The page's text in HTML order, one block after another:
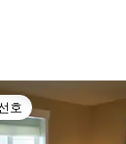
호
호